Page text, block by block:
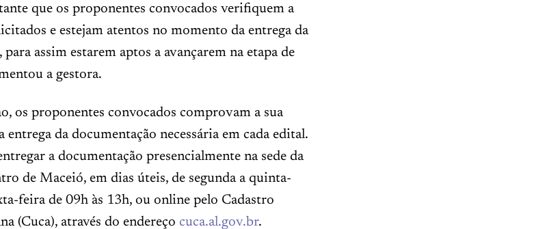
que os proponentes convocados verifiquem a
e estejam atentos no momento da entrega da
assim estarem aptos a avançarem na etapa de
a gestora.
os proponentes convocados comprovam a sua
da documentação necessária em cada edital.
a documentação presencialmente na sede da
de Maceió, em dias úteis, de segunda a quinta-
feira de 09h às 13h, ou online pelo Cadastro
(Cuca), através do endereço cuca.al.gov.br.